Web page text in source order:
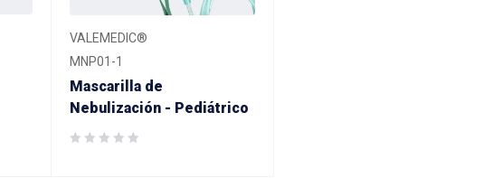
VALEMEDIC®
MNP01-1
Mascarilla de
Nebulización - Pediátrico